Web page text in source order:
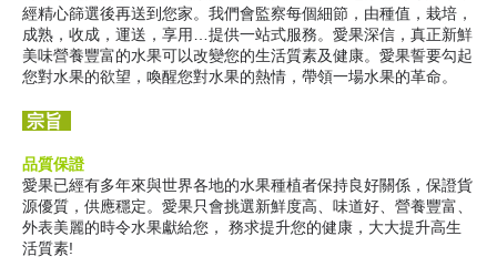
經精心篩選後再送到您家。我們會監察每個細節，由種值，栽培，
成熟，收成，運送，享用…提供一站式服務。愛果深信，真正新鮮
美味營養豐富的水果可以改變您的生活質素及健康。愛果誓要勾起
您對水果的欲望，喚醒您對水果的熱情，帶領一場水果的革命。
宗旨
品質保證
愛果已經有多年來與世界各地的水果種植者保持良好關係，保證貨
源優質，供應穩定。愛果只會挑選新鮮度高、味道好、營養豐富、
外表美麗的時令水果獻給您， 務求提升您的健康，大大提升高生
活質素!